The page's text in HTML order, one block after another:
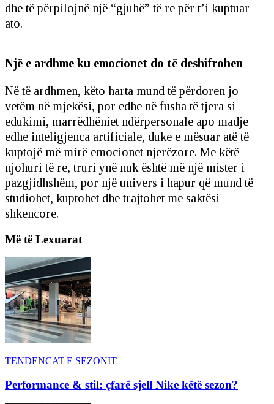
dhe të përpilojnë një “gjuhë” të re për t’i kuptuar
ato.
Një e ardhme ku emocionet do të deshifrohen
Në të ardhmen, këto harta mund të përdoren jo
vetëm në mjekësi, por edhe në fusha të tjera si
edukimi, marrëdhëniet ndërpersonale apo madje
edhe inteligjenca artificiale, duke e mësuar atë të
kuptojë më mirë emocionet njerëzore. Me këtë
njohuri të re, truri ynë nuk është më një mister i
pazgjidhshëm, por një univers i hapur që mund të
studiohet, kuptohet dhe trajtohet me saktësi
shkencore.
Më të Lexuarat
TENDENCAT E SEZONIT
Performance & stil: çfarë sjell Nike këtë sezon?